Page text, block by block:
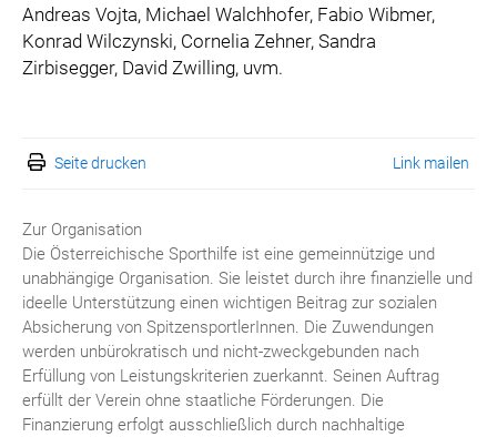
Andreas Vojta, Michael Walchhofer, Fabio Wibmer,
Konrad Wilczynski, Cornelia Zehner, Sandra
Zirbisegger, David Zwilling, uvm.
Seite drucken Link mailen
Zur Organisation
Die Österreichische Sporthilfe ist eine gemeinnützige und
unabhängige Organisation. Sie leistet durch ihre finanzielle und
ideelle Unterstützung einen wichtigen Beitrag zur sozialen
Absicherung von SpitzensportlerInnen. Die Zuwendungen
werden unbürokratisch und nicht-zweckgebunden nach
Erfüllung von Leistungskriterien zuerkannt. Seinen Auftrag
erfüllt der Verein ohne staatliche Förderungen. Die
Finanzierung erfolgt ausschließlich durch nachhaltige